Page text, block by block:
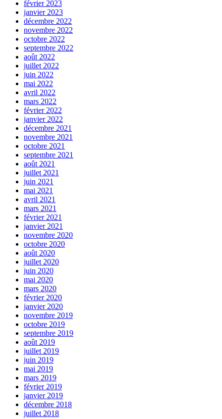
février 2023
janvier 2023
décembre 2022
novembre 2022
octobre 2022
septembre 2022
août 2022
juillet 2022
juin 2022
mai 2022
avril 2022
mars 2022
février 2022
janvier 2022
décembre 2021
novembre 2021
octobre 2021
septembre 2021
août 2021
juillet 2021
juin 2021
mai 2021
avril 2021
mars 2021
février 2021
janvier 2021
novembre 2020
octobre 2020
août 2020
juillet 2020
juin 2020
mai 2020
mars 2020
février 2020
janvier 2020
novembre 2019
octobre 2019
septembre 2019
août 2019
juillet 2019
juin 2019
mai 2019
mars 2019
février 2019
janvier 2019
décembre 2018
juillet 2018